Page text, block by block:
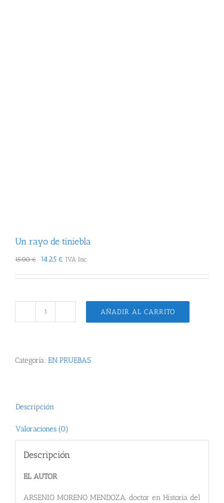
Un rayo de tiniebla
15.00€
El
original
15.00 €.
14.25 € El
actual
14.25 €.
IVA Inc.
Un
cantidad
AÑADIR AL CARRITO
Categoría: EN PRUEBAS
Descripción
Valoraciones (0)
Descripción
EL AUTOR
ARSENIO MORENO MENDOZA, doctor en Historia del